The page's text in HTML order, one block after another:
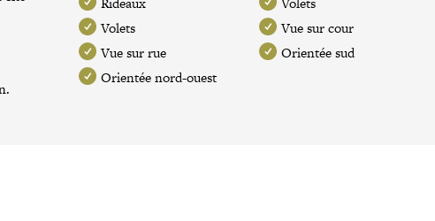
Volets
Vue sur rue
Orientée nord-ouest
Vue sur cour
Orientée sud